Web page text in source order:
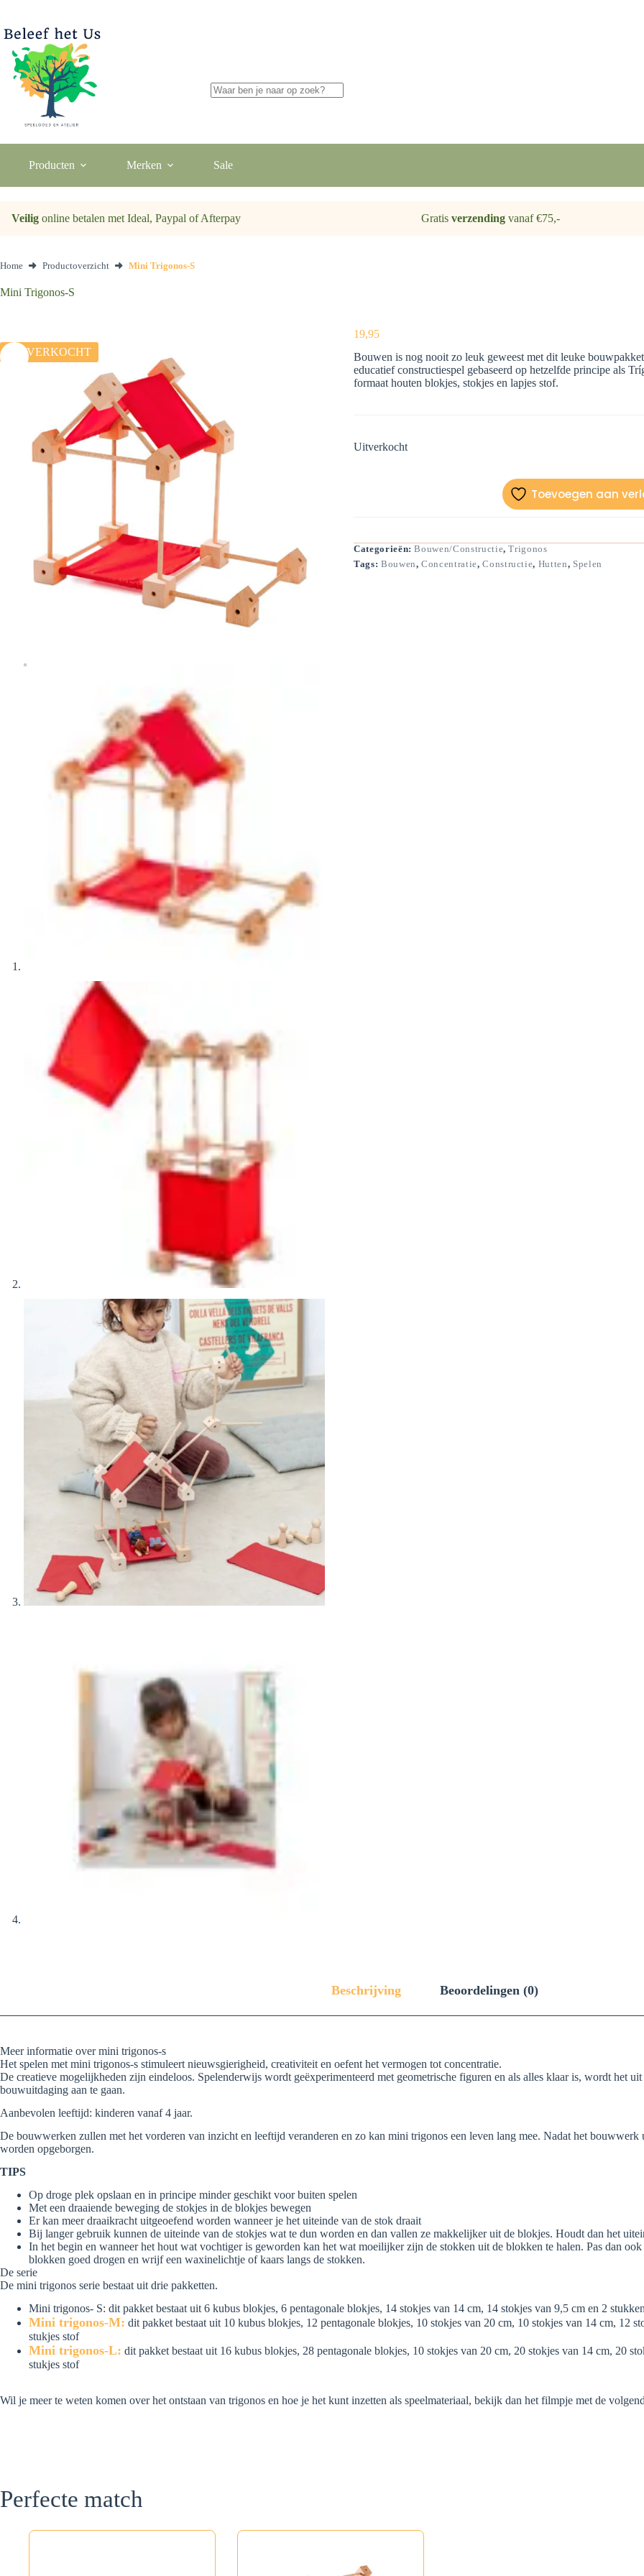
de
inhoud
Producten Merken Sale
Veilig online betalen met Ideal, Paypal of Afterpay Gratis verzendingvanaf €75,-
Home Productoverzicht Mini Trigonos-S
Mini Trigonos-S
UITVERKOCHT
19,95
Bouwen is nog nooit zo leuk geweest met dit leuke
educatief constructiespel gebaseerd op hetzelfde principe als
formaat houten blokjes, stokjes en lapjes stof.
Uitverkocht
Toevoegen aan
Categorieën:Bouwen/Constructie,Trigonos
Tags: Bouwen,Concentratie,Constructie, Hutten, Spelen
Beschrijving Beoordelingen (0)
Meer informatie over mini trigonos-s
Het spelen met mini trigonos-s stimuleert nieuwsgierigheid, creativiteit en oefent het vermogen tot concentratie.
De creatieve mogelijkheden zijn eindeloos. Spelenderwijs wordt geëxperimenteerd met geometrische figuren en als alles klaar is, wordt het
bouwuitdaging aan te gaan.
Aanbevolen leeftijd: kinderen vanaf 4 jaar.
De bouwwerken zullen met het vorderen van inzicht en leeftijd veranderen en zo kan mini trigonos een leven lang mee. Nadat het
worden opgeborgen.
TIPS
Op droge plek opslaan en in principe minder geschikt voor buiten spelen
Met een draaiende beweging de stokjes in de blokjes bewegen
Er kan meer draaikracht uitgeoefend worden wanneer je het uiteinde van de stok draait
Bij langer gebruik kunnen de uiteinde van de stokjes wat te dun worden en dan vallen ze makkelijker uit de blokjes. Houdt dan het
In het begin en wanneer het hout wat vochtiger is geworden kan het wat moeilijker zijn de stokken uit de blokken te halen. Pas dan
blokken goed drogen en wrijf een waxinelichtje of kaars langs de stokken.
De serie
De mini trigonos serie bestaat uit drie pakketten.
Mini trigonos- S: dit pakket bestaat uit 6 kubus blokjes, 6 pentagonale blokjes, 14 stokjes van 14 cm, 14 stokjes van 9,5 cm en 2
Mini trigonos-M: dit pakket bestaat uit 10 kubus blokjes, 12 pentagonale blokjes, 10 stokjes van 20 cm, 10 stokjes van 14 cm, 12
stukjes stof
Mini trigonos-L: dit pakket bestaat uit 16 kubus blokjes, 28 pentagonale blokjes, 10 stokjes van 20 cm, 20 stokjes van 14 cm, 20
stukjes stof
Wil je meer te weten komen over het ontstaan van trigonos en hoe je het kunt inzetten als speelmateriaal, bekijk dan het filmpje met de
Perfecte match